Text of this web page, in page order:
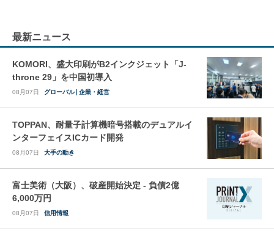
最新ニュース
KOMORI、盛大印刷がB2インクジェット「J-
throne 29」を中国初導入
08月07日 グローバル 企業・経営
TOPPAN、耐量子計算機暗号搭載のデュアルイ
ンターフェイスICカード開発
08月07日 大手の動き
富士美術（大阪）、破産開始決定 - 負債2億
6,000万円
08月07日 信用情報